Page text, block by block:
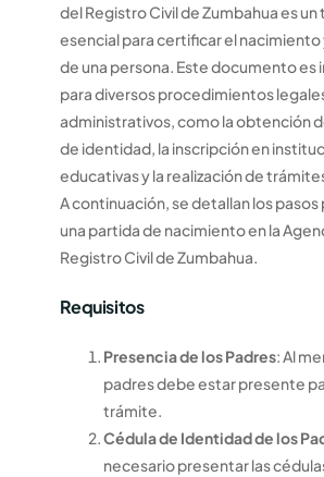
del Registro Civil de Zumbahua es
esencial para certificar el nacimiento
de una persona. Este documento es
para diversos procedimientos
administrativos, como la obtención
de identidad, la inscripción en
educativas y la realización de
A continuación, se detallan los
una partida de nacimiento en la
Registro Civil de Zumbahua.
Requisitos
Presencia de los Padres: Al
padres debe estar presente
trámite.
Cédula de Identidad de los
necesario presentar las